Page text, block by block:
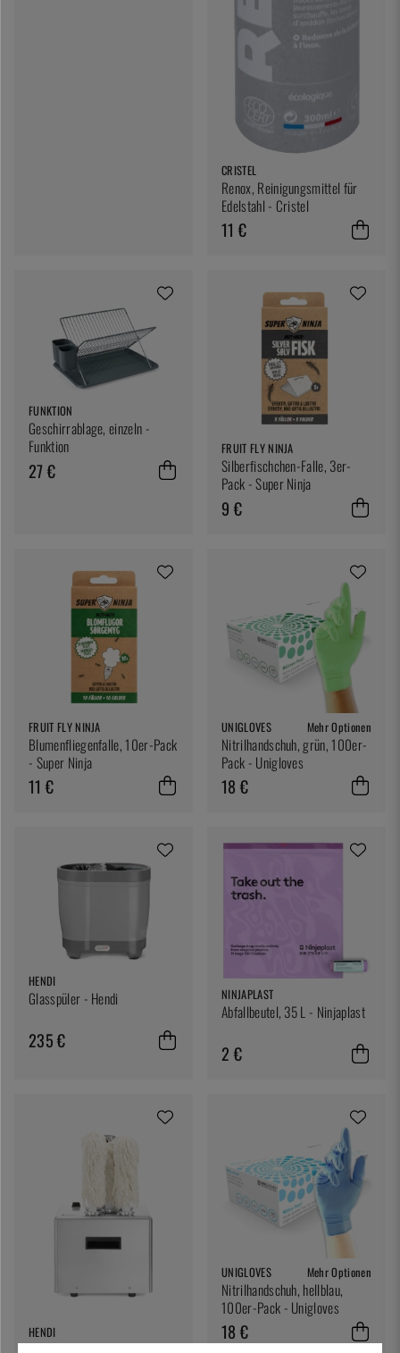
CRISTEL
Renox, Reinigungsmittel für
Edelstahl - Cristel
11 €
FUNKTION
Geschirrablage, einzeln -
Funktion
27 €
FRUIT FLY NINJA
Silberfischchen-Falle, 3er-
Pack - Super Ninja
9 €
FRUIT FLY NINJA
Blumenfliegenfalle, 10er-Pack
- Super Ninja
11 €
UNIGLOVES Mehr Optionen
Nitrilhandschuh, grün, 100er-
Pack - Unigloves
18 €
HENDI
Glasspüler - Hendi
235 €
NINJAPLAST
Abfallbeutel, 35 L - Ninjaplast
2 €
HENDI
UNIGLOVES Mehr Optionen
Nitrilhandschuh, hellblau,
100er-Pack - Unigloves
18 €